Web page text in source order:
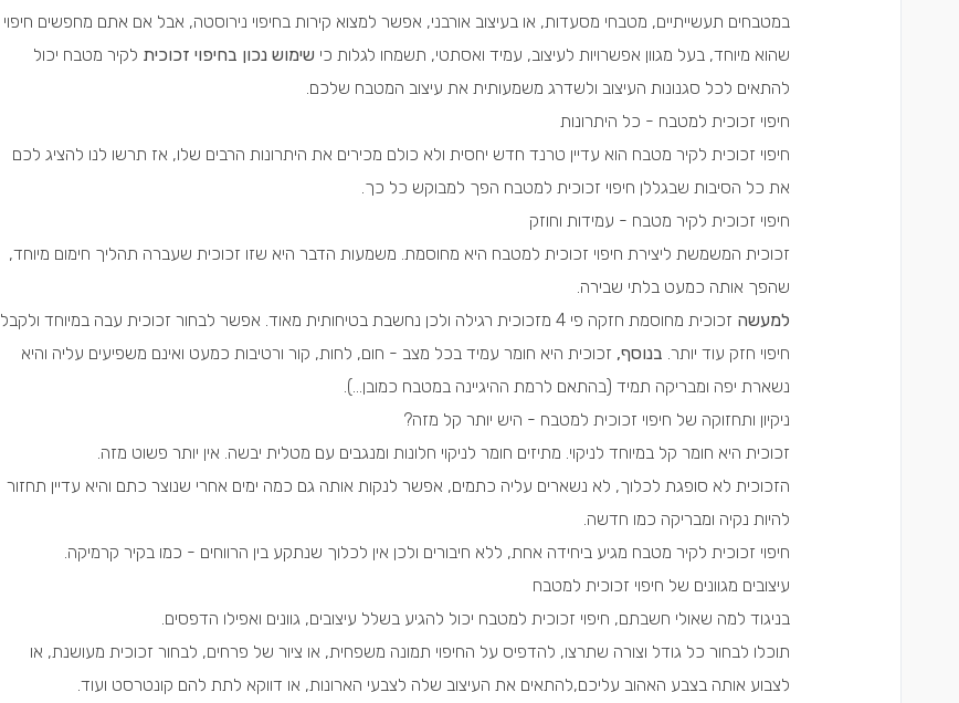
במטבחים תעשייתיים, מטבחי מסעדות, או בעיצוב אורבני, אפשר למצוא קירות בחיפוי נירוסטה, אבל אם אתם מחפשים חיפוי
שהוא מיוחד, בעל מגוון אפשרויות לעיצוב, עמיד ואסתטי, תשמחו לגלות כי שימוש נכון בחיפוי זכוכית לקיר מטבח יכול
להתאים לכל סגנונות העיצוב ולשדרג משמעותית את עיצוב המטבח שלכם.
חיפוי זכוכית למטבח - כל היתרונות
חיפוי זכוכית לקיר מטבח הוא עדיין טרנד חדש יחסית ולא כולם מכירים את היתרונות הרבים שלו, אז תרשו לנו להציג לכם
את כל הסיבות שבגללן חיפוי זכוכית למטבח הפך למבוקש כל כך.
חיפוי זכוכית לקיר מטבח - עמידות וחוזק
זכוכית המשמשת ליצירת חיפוי זכוכית למטבח היא מחוסמת. משמעות הדבר היא שזו זכוכית שעברה תהליך חימום מיוחד,
שהפך אותה כמעט בלתי שבירה.
למעשה
זכוכית מחוסמת חזקה פי 4 מזכוכית רגילה ולכן נחשבת בטיחותית מאוד. אפשר לבחור זכוכית עבה במיוחד ולקבל
חיפוי חזק עוד יותר. בנוסף, זכוכית היא חומר עמיד בכל מצב - חום, לחות, קור ורטיבות כמעט ואינם משפיעים עליה והיא
נשארת יפה ומבריקה תמיד (בהתאם לרמת ההיגיינה במטבח כמובן…).
ניקיון ותחזוקה של חיפוי זכוכית למטבח - היש יותר קל מזה?
זכוכית היא חומר קל במיוחד לניקוי. מתיזים חומר לניקוי חלונות ומנגבים עם מטלית יבשה. אין יותר פשוט מזה.
הזכוכית לא סופגת לכלוך, לא נשארים עליה כתמים, אפשר לנקות אותה גם כמה ימים אחרי שנוצר כתם והיא עדיין תחזור
להיות נקיה ומבריקה כמו חדשה.
חיפוי זכוכית לקיר מטבח מגיע ביחידה אחת, ללא חיבורים ולכן אין לכלוך שנתקע בין הרווחים - כמו בקיר קרמיקה.
עיצובים מגוונים של חיפוי זכוכית למטבח
בניגוד למה שאולי חשבתם, חיפוי זכוכית למטבח יכול להגיע בשלל עיצובים, גוונים ואפילו הדפסים.
תוכלו לבחור כל גודל וצורה שתרצו, להדפיס על החיפוי תמונה משפחית, או ציור של פרחים, לבחור זכוכית מעושנת, או
לצבוע אותה בצבע האהוב עליכם,להתאים את העיצוב שלה לצבעי הארונות, או דווקא לתת להם קונטרסט ועוד.